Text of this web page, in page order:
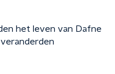
het leven van Dafne